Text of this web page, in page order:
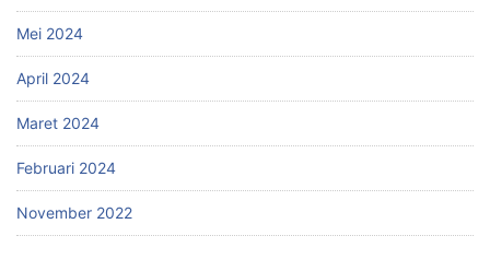
Mei 2024
April 2024
Maret 2024
Februari 2024
November 2022